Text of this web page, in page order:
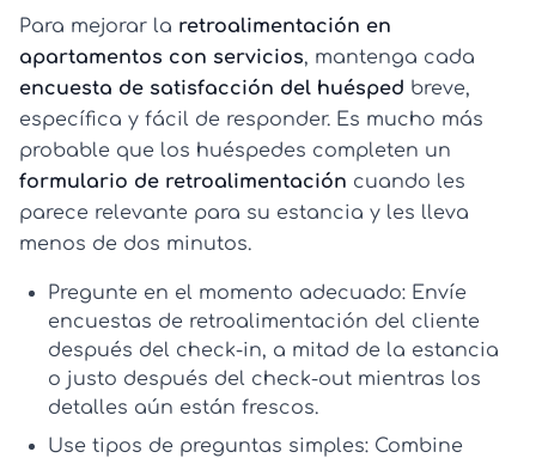
Para mejorar la retroalimentación en
apartamentos con servicios, mantenga cada
encuesta de satisfacción del huésped breve,
específica y fácil de responder. Es mucho más
probable que los huéspedes completen un
formulario de retroalimentación cuando les
parece relevante para su estancia y les lleva
menos de dos minutos.
Pregunte en el momento adecuado: Envíe
encuestas de retroalimentación del cliente
después del check-in, a mitad de la estancia
o justo después del check-out mientras los
detalles aún están frescos.
Use tipos de preguntas simples: Combine